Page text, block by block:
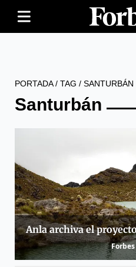
PORTADA/ TAG / SANTURBÁN
Santurbán
Anla archiva el